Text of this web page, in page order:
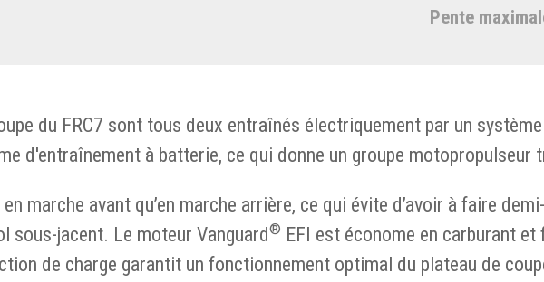
Pente
du FRC7 sont tous deux entraînés électriquement par un
d'entraînement à batterie, ce qui donne un groupe motopropulseur
marche avant qu’en marche arrière, ce qui évite d’avoir à faire
sous-jacent. Le moteur Vanguard® EFI est économe en carburant
de charge garantit un fonctionnement optimal du plateau de